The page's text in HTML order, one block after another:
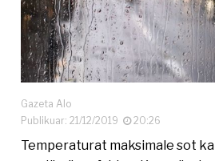
Gazeta Alo
Publikuar: 21/12/2019
20:26
Temperaturat maksimale sot